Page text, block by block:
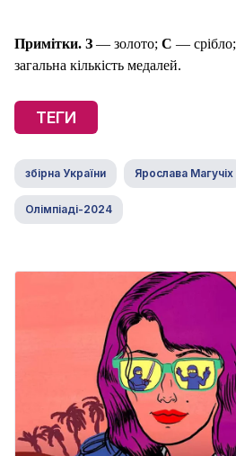
Примітки. З — золото; С — срібло;
загальна кількість медалей.
ТЕГИ
збірна України Ярослава Магучіх
Олімпіаді-2024